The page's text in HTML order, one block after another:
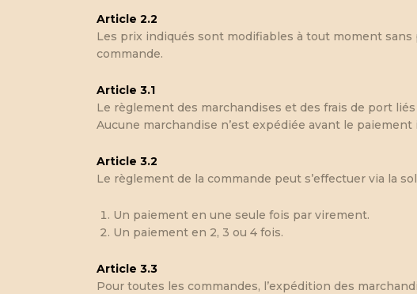
Article 2.2
Les prix indiqués sont modifiables à tout moment
commande.
Article 3.1
Le règlement des marchandises et des frais de port
Aucune marchandise n’est expédiée avant le paiement
Article 3.2
Le règlement de la commande peut s’effectuer via la
Un paiement en une seule fois par virement.
Un paiement en 2, 3 ou 4 fois.
Article 3.3
Pour toutes les commandes, l’expédition des